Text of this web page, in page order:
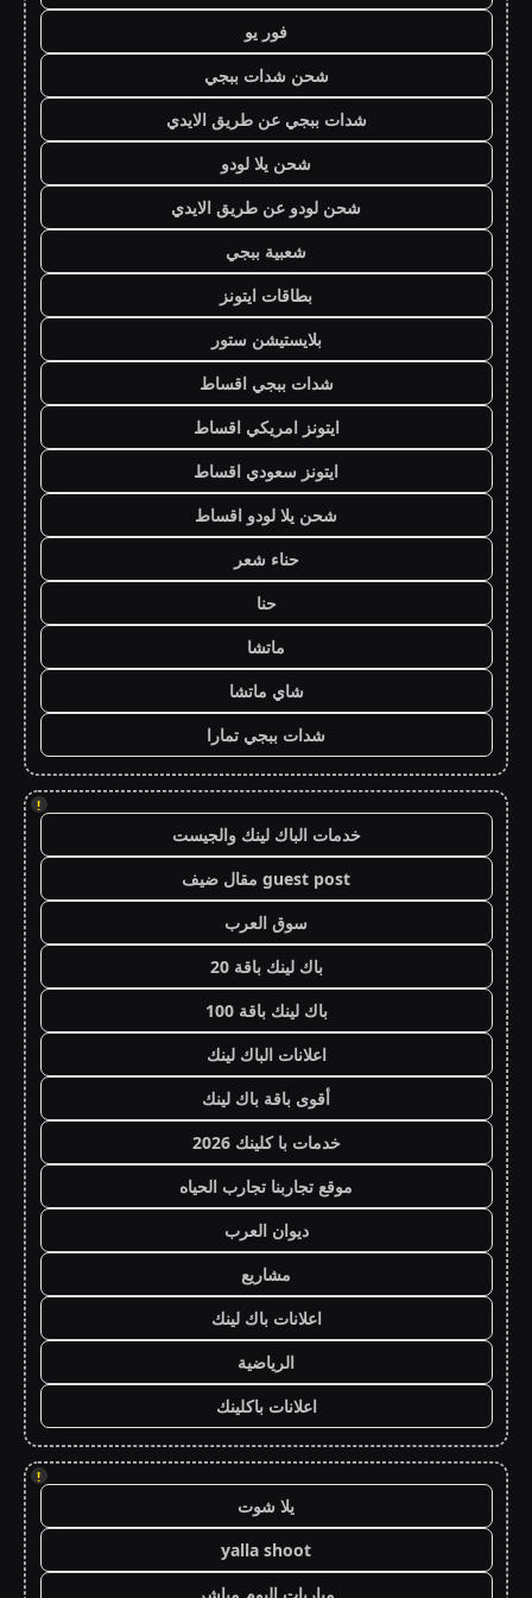
فور يو
شحن شدات ببجي
شدات ببجي عن طريق الايدي
شحن يلا لودو
شحن لودو عن طريق الايدي
شعبية ببجي
بطاقات ايتونز
بلايستيشن ستور
شدات ببجي اقساط
ايتونز امريكي اقساط
ايتونز سعودي اقساط
شحن يلا لودو اقساط
حناء شعر
حنا
ماتشا
شاي ماتشا
شدات ببجي تمارا
!
خدمات الباك لينك والجيست
guest post مقال ضيف
سوق العرب
باك لينك باقة 20
باك لينك باقة 100
اعلانات الباك لينك
أقوى باقة باك لينك
خدمات با كلينك 2026
موقع تجاربنا تجارب الحياه
ديوان العرب
مشاريع
اعلانات باك لينك
الرياضية
اعلانات باكلينك
!
يلا شوت
yalla shoot